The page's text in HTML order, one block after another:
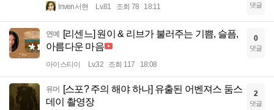
Inven서현 Lv.81 조회 78 18:11 댓글
연예 [리센느] 원이 & 리브가 불러주는 기쁨, 슬픔,
아름다운 마음
아이스티이 Lv.32 조회 117 18:08
0
댓글
유머 [스포? 주의 해야 하나] 유출된 어벤져스 둠스
데이 촬영장
2
댓글